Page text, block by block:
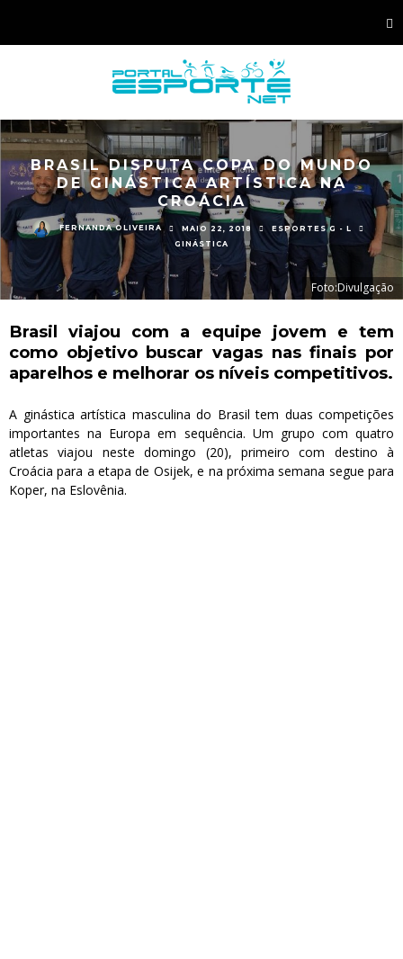
BRASIL DISPUTA COPA DO MUNDO
DE GINÁSTICA ARTÍSTICA NA
CROÁCIA
FERNANDA OLIVEIRA MAIO 22, 2018
ESPORTES G - L
GINÁSTICA
Foto:Divulgação
Brasil viajou com a equipe jovem e tem
como objetivo buscar vagas nas finais por
aparelhos e melhorar os níveis competitivos.
A ginástica artística masculina do Brasil tem duas competições
importantes na Europa em sequência. Um grupo com quatro
atletas viajou neste domingo (20), primeiro com destino à
Croácia para a etapa de Osijek, e na próxima semana segue para
Koper, na Eslovênia.